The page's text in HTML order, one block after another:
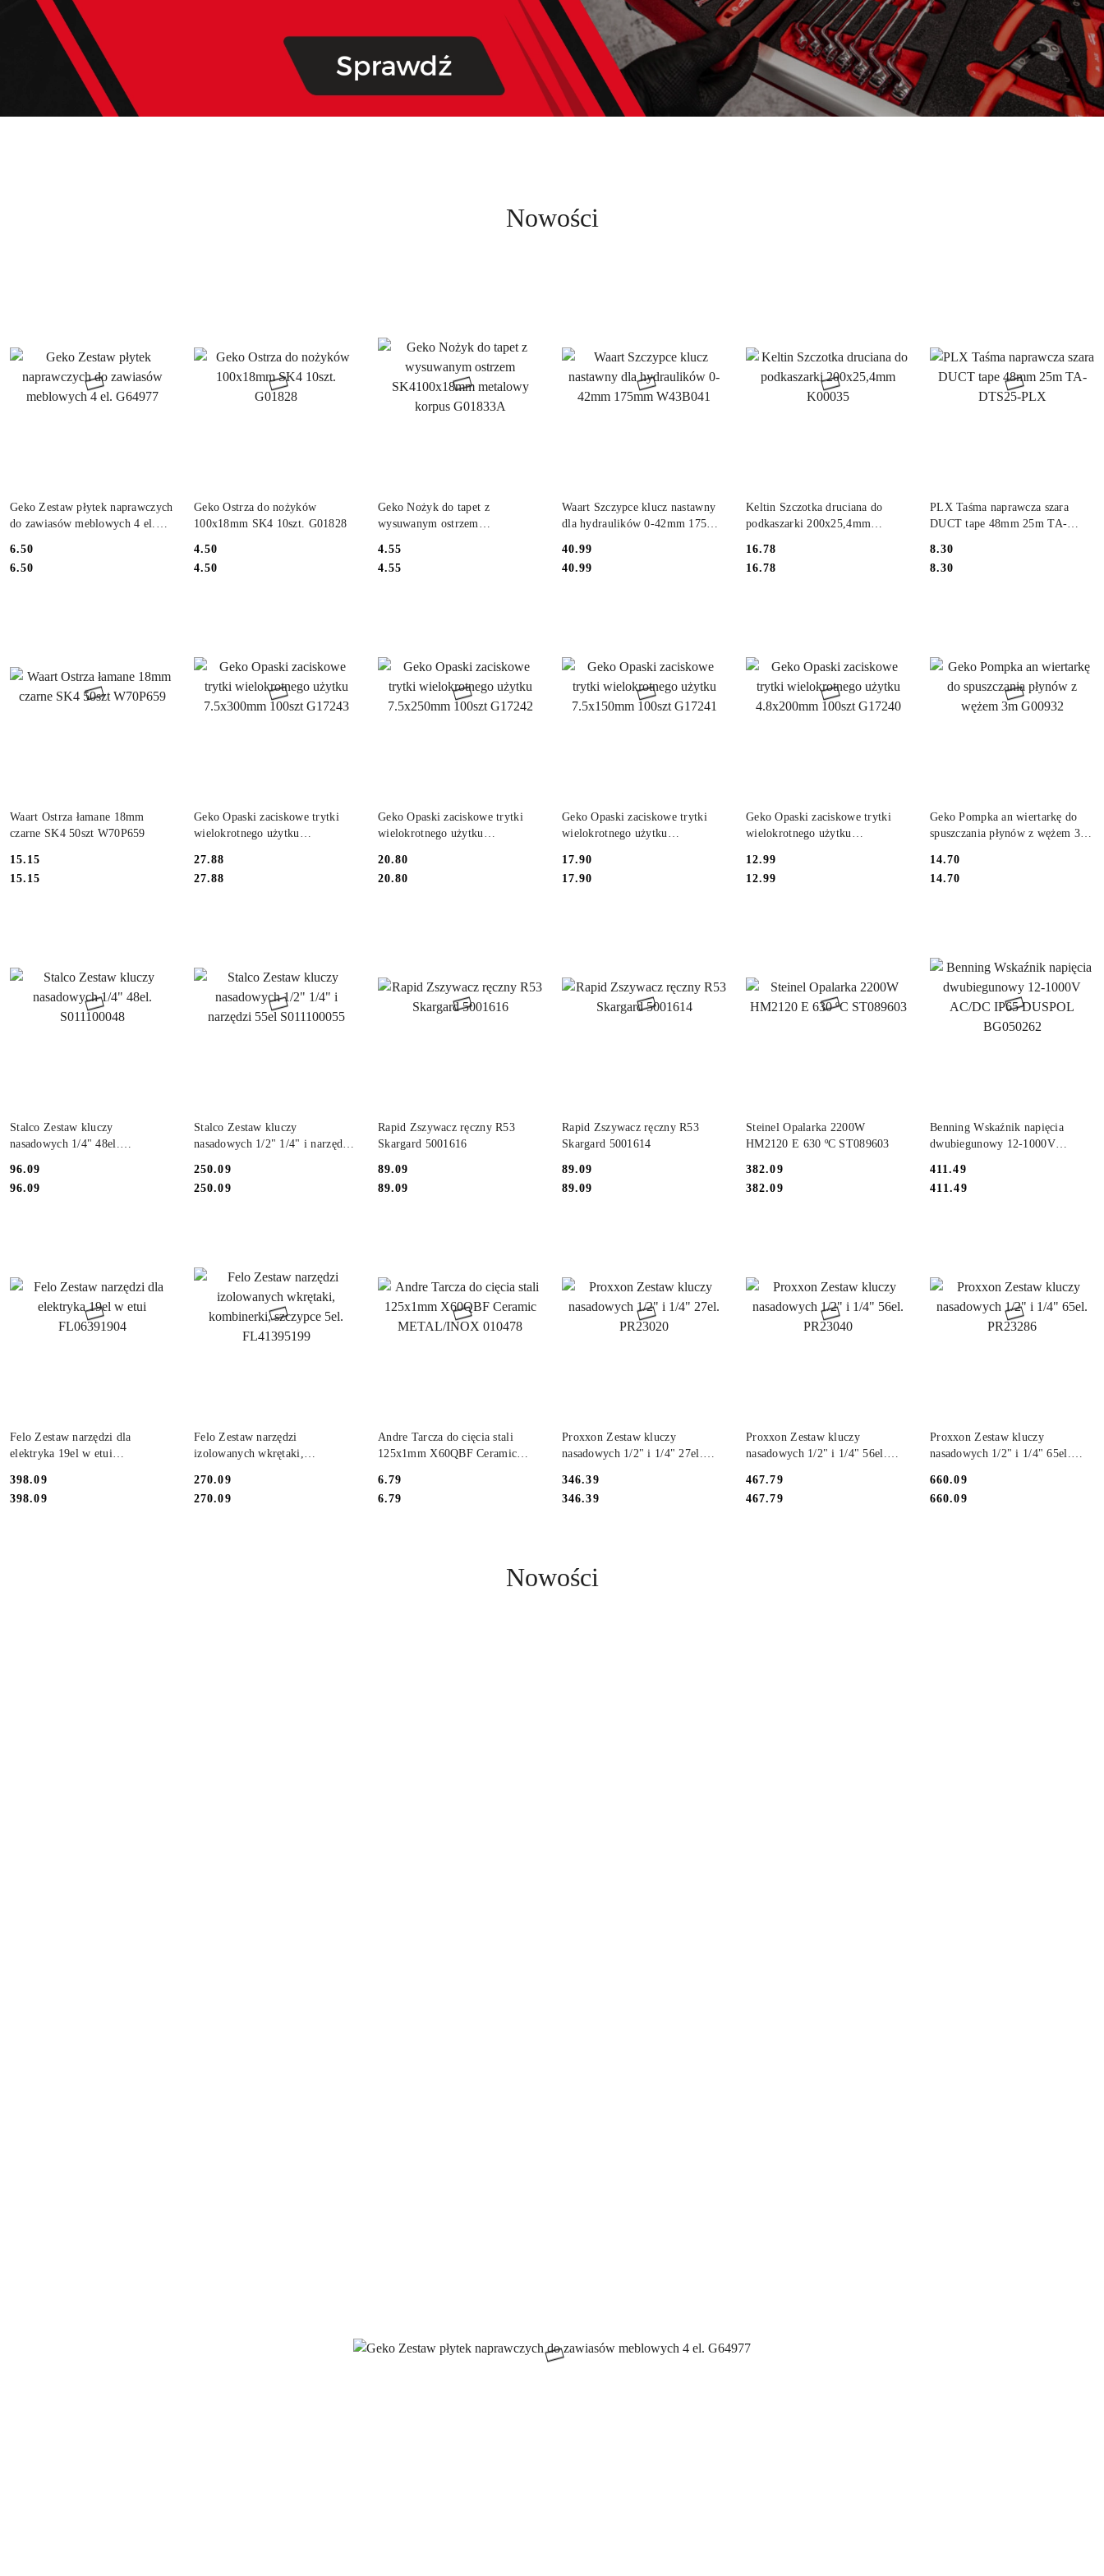
Nowości
Geko Zestaw płytek naprawczych
do zawiasów meblowych 4 el.
Cena:
6.50
Cena:
6.50
DO KOSZYKA
Geko Ostrza do nożyków
100x18mm SK4 10szt. G01828
Cena:
4.50
Cena:
4.50
DO KOSZYKA
Geko Nożyk do tapet z
wysuwanym ostrzem
G01833A
Cena:
4.55
Cena:
4.55
DO KOSZYKA
Waart Szczypce klucz nastawny
dla hydraulików 0-42mm 175mm
Cena:
40.99
Cena:
40.99
DO KOSZYKA
Keltin Szczotka druciana do
podkaszarki 200x25,4mm
Cena:
16.78
Cena:
16.78
DO KOSZYKA
PLX Taśma naprawcza szara
DUCT tape 48mm 25m TA-
Cena:
8.30
Cena:
8.30
Waart Ostrza łamane 18mm
czarne SK4 50szt W70P659
Cena:
15.15
Cena:
15.15
DO KOSZYKA
Geko Opaski zaciskowe trytki
wielokrotnego użytku
Cena:
27.88
Cena:
27.88
DO KOSZYKA
Geko Opaski zaciskowe trytki
wielokrotnego użytku
Cena:
20.80
Cena:
20.80
DO KOSZYKA
Geko Opaski zaciskowe trytki
wielokrotnego użytku
Cena:
17.90
Cena:
17.90
DO KOSZYKA
Geko Opaski zaciskowe trytki
wielokrotnego użytku
Cena:
12.99
Cena:
12.99
DO KOSZYKA
Geko Pompka an wiertarkę do
spuszczania płynów z wężem 3m
Cena:
14.70
Cena:
14.70
DO KOSZYKA
Stalco Zestaw kluczy
nasadowych 1/4" 48el.
Cena:
96.09
Cena:
96.09
DO KOSZYKA
Stalco Zestaw kluczy
nasadowych 1/2" 1/4" i narzędzi
Cena:
250.09
Cena:
250.09
DO KOSZYKA
Rapid Zszywacz ręczny R53
Skargard 5001616
Cena:
89.09
Cena:
89.09
Rapid Zszywacz ręczny R53
Skargard 5001614
Cena:
89.09
Cena:
89.09
Steinel Opalarka 2200W
HM2120 E 630 ºC ST089603
Cena:
382.09
Cena:
382.09
DO KOSZYKA
Benning Wskaźnik napięcia
dwubiegunowy 12-1000V
BG050262
Cena:
411.49
Cena:
411.49
DO KOSZYKA
Felo Zestaw narzędzi dla
elektryka 19el w etui
Cena:
398.09
Cena:
398.09
DO KOSZYKA
Felo Zestaw narzędzi
izolowanych wkrętaki,
FL41395199
Cena:
270.09
Cena:
270.09
DO KOSZYKA
Andre Tarcza do cięcia stali
125x1mm X60QBF Ceramic
Cena:
6.79
Cena:
6.79
DO KOSZYKA
Proxxon Zestaw kluczy
nasadowych 1/2" i 1/4" 27el.
Cena:
346.39
Cena:
346.39
DO KOSZYKA
Proxxon Zestaw kluczy
nasadowych 1/2" i 1/4" 56el.
Cena:
467.79
Cena:
467.79
DO KOSZYKA
Proxxon Zestaw kluczy
nasadowych 1/2" i 1/4" 65el.
Cena:
660.09
Cena:
660.09
DO KOSZYKA
Produkty
Nowości